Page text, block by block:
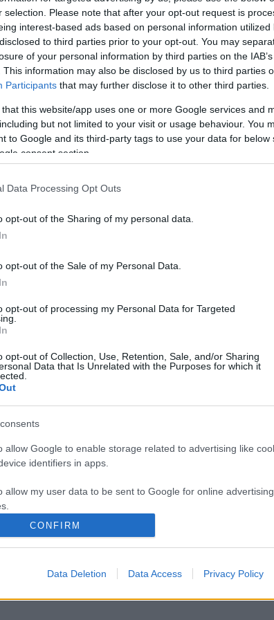
selection. Please note that after your opt-out request is
interest-based ads based on personal information
to third parties prior to your opt-out. You may
of your personal information by third parties on the
This information may also be disclosed by us to third parties
Participants that may further disclose it to other third parties.
that this website/app uses one or more Google services and
but not limited to your visit or usage behaviour. You
to Google and its third-party tags to use your data for below
consent section.
Data Processing Opt Outs
opt-out of the Sharing of my personal data.
opt-out of the Sale of my Personal Data.
opt-out of processing my Personal Data for Targeted
opt-out of Collection, Use, Retention, Sale, and/or Sharing
Data that Is Unrelated with the Purposes for which it
allow Google to enable storage related to advertising like
identifiers in apps.
allow my user data to be sent to Google for online advertising
allow Google to send me personalized advertising.
allow Google to enable storage related to analytics like
CONFIRM
Data Deletion Data Access Privacy Policy
a gasztromédia, de számos lelkes látogató is
indultam neki a hetedik Gourmet Fesztiválnak,
tértem haza. Összegzem is!
millenáris színes tippek másképp